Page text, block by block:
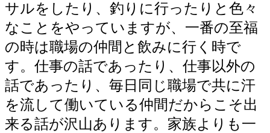
サルをしたり、釣りに行ったりと色々
なことをやっていますが、一番の至福
の時は職場の仲間と飲みに行く時で
す。仕事の話であったり、仕事以外の
話であったり、毎日同じ職場で共に汗
を流して働いている仲間だからこそ出
来る話が沢山あります。家族よりも一